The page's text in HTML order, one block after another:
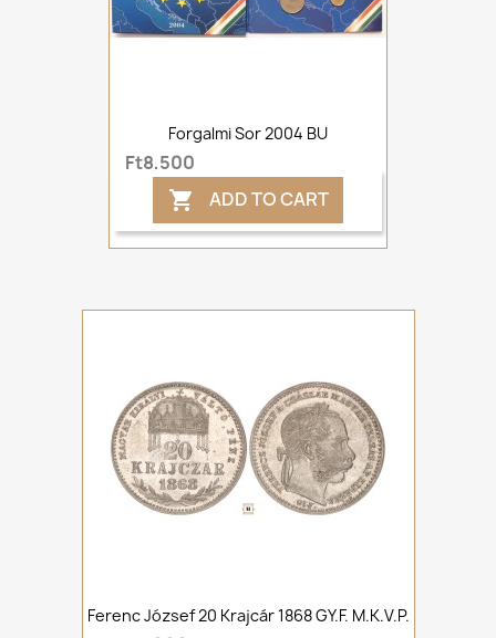
Forgalmi Sor 2004 BU
Ft8,500
 ADD TO CART
Ferenc József 20 Krajcár 1868 GY.F. M.K.V.P.